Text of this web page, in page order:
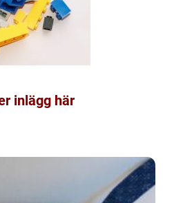
inlägg här